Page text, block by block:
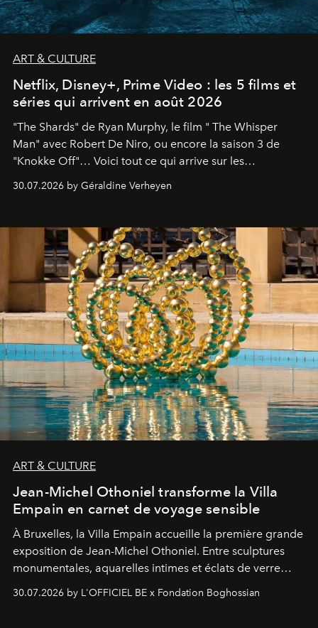
ART & CULTURE
Netflix, Disney+, Prime Video : les 5 films et
séries qui arrivent en août 2026
"The Shards" de Ryan Murphy, le film " The Whisper
Man" avec Robert De Niro, ou encore la saison 3 de
"Knokke Off"… Voici tout ce qui arrive sur les
30.07.2026 by Géraldine Verheyen
ART & CULTURE
Jean-Michel Othoniel transforme la Villa
Empain en carnet de voyage sensible
À Bruxelles, la Villa Empain accueille la première grande
exposition de Jean-Michel Othoniel. Entre sculptures
monumentales, aquarelles intimes et éclats de verre
émotionnel où chaque œuvre devient le souvenir
30.07.2026 by L'OFFICIEL BE x Fondation Boghossian